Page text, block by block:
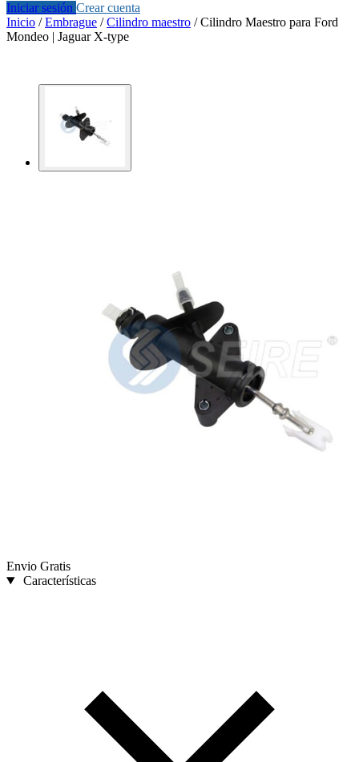
Iniciar sesión Crear cuenta
Inicio /Embrague /Cilindro maestro /Cilindro Maestro para Ford
Mondeo | Jaguar X-type
Envio Gratis
Características